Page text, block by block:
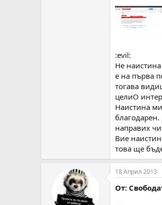
:evil:
Не
е на първа
тогава
целиО
Наистина
направих
Вие
това ще
18 Април 2013
От: